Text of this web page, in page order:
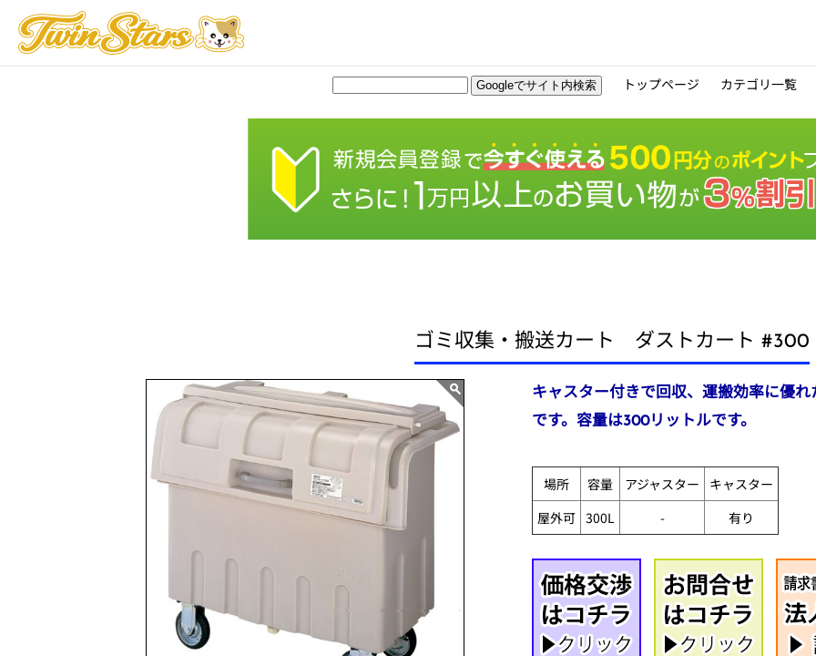
トップページ カテゴリ一覧
ゴミ収集・搬送カート ダストカート #300
キャスター付きで回収、運搬効率に優
です。容量は300リットルです。
場所 容量 アジャスター
キャスター
屋外可 300L - 有り